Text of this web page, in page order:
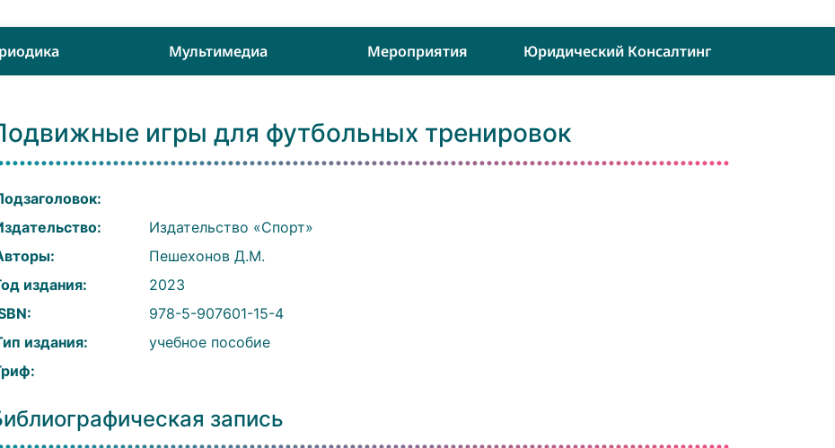
Мультимедиа Мероприятия Юридический Консалтинг
игры для футбольных тренировок
Издательство «Спорт»
Пешехонов Д.М.
издания:
2023
978-5-907601-15-4
издания:
учебное пособие
запись